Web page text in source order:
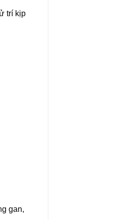
trí kịp
gan,